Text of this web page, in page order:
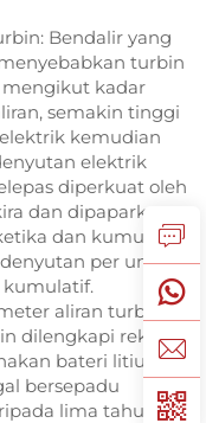
Bendalir yang
turbin
kadar
semakin tinggi
kemudian
elektrik
diperkuat oleh
dan dipaparkan
dan kumulatif
per unit
kumulatif.
aliran turbin
dilengkapi reka
bateri litium
bersepadu
lima tahun